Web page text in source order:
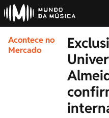
Acontece no
Mercado